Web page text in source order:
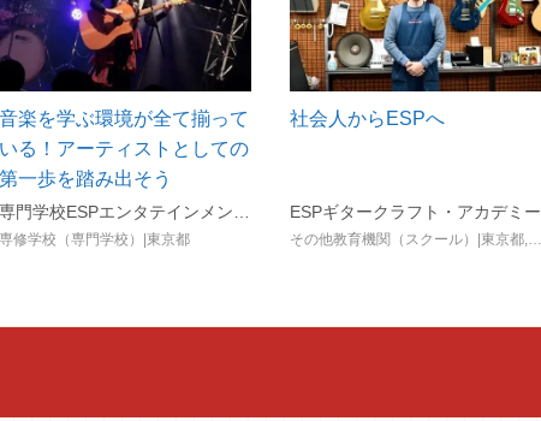
音楽を学ぶ環境が全て揃って
いる！アーティストとしての
第一歩を踏み出そう
専門学校ESPエンタテインメント東京
専修学校（専門学校）|東京都
社会人からESPへ
ESPギタークラフト・アカデミー
その他教育機関（スクール）|東京都,大阪府